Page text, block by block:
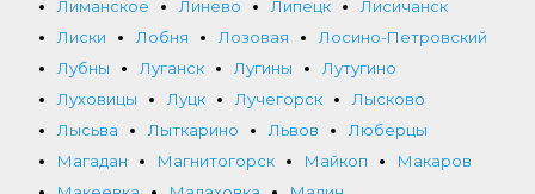
Лиманское
Линево Липецк
Лисичанск
Лиски
Лобня Лозовая
Лосино-Петровский
Лубны
Луганск Лугины
Лутугино
Луховицы
Луцк Лучегорск
Лысково
Лысьва
Лыткарино Львов
Люберцы
Магадан
Магнитогорск Майкоп
Макаров